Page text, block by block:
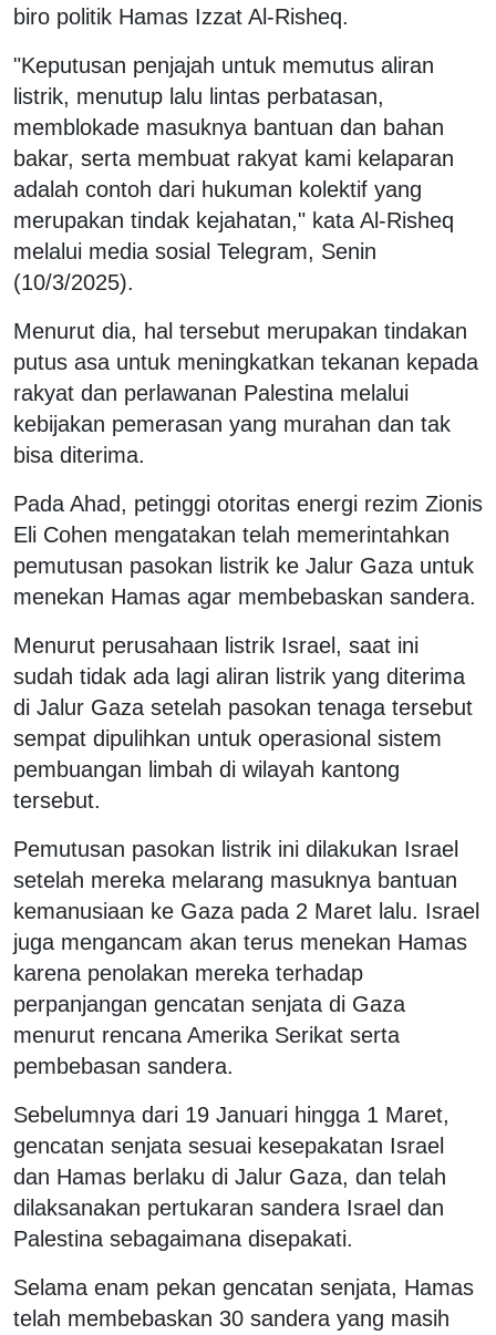
biro politik Hamas Izzat Al-Risheq.
"Keputusan penjajah untuk memutus aliran
listrik, menutup lalu lintas perbatasan,
memblokade masuknya bantuan dan bahan
bakar, serta membuat rakyat kami kelaparan
adalah contoh dari hukuman kolektif yang
merupakan tindak kejahatan," kata Al-Risheq
melalui media sosial Telegram, Senin
(10/3/2025).
Menurut dia, hal tersebut merupakan tindakan
putus asa untuk meningkatkan tekanan kepada
rakyat dan perlawanan Palestina melalui
kebijakan pemerasan yang murahan dan tak
bisa diterima.
Pada Ahad, petinggi otoritas energi rezim Zionis
Eli Cohen mengatakan telah memerintahkan
pemutusan pasokan listrik ke Jalur Gaza untuk
menekan Hamas agar membebaskan sandera.
Menurut perusahaan listrik Israel, saat ini
sudah tidak ada lagi aliran listrik yang diterima
di Jalur Gaza setelah pasokan tenaga tersebut
sempat dipulihkan untuk operasional sistem
pembuangan limbah di wilayah kantong
tersebut.
Pemutusan pasokan listrik ini dilakukan Israel
setelah mereka melarang masuknya bantuan
kemanusiaan ke Gaza pada 2 Maret lalu. Israel
juga mengancam akan terus menekan Hamas
karena penolakan mereka terhadap
perpanjangan gencatan senjata di Gaza
menurut rencana Amerika Serikat serta
pembebasan sandera.
Sebelumnya dari 19 Januari hingga 1 Maret,
gencatan senjata sesuai kesepakatan Israel
dan Hamas berlaku di Jalur Gaza, dan telah
dilaksanakan pertukaran sandera Israel dan
Palestina sebagaimana disepakati.
Selama enam pekan gencatan senjata, Hamas
telah membebaskan 30 sandera yang masih